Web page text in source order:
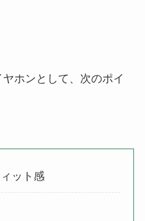
ホンとして、次のポイ
ット感